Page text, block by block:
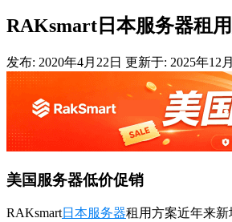
RAKsmart日本服务器租
发布: 2020年4月22日 更新于: 2025年12
美国服务器低价促销
RAKsmart日本服务器租用方案近年来